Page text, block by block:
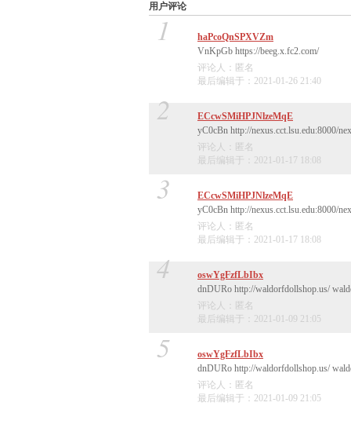
用户评论
1
haPcoQnSPXVZm
VnKpGb https://beeg.x.fc2.com/
评论人：匿名
最后编辑于：2021-01-26 21:40
2
ECcwSMiHPJNlzeMqE
yC0cBn http://nexus.cct.lsu.edu:8000/
评论人：匿名
最后编辑于：2021-01-17 18:08
3
ECcwSMiHPJNlzeMqE
yC0cBn http://nexus.cct.lsu.edu:8000/
评论人：匿名
最后编辑于：2021-01-17 18:08
4
oswYgFzfLbIbx
dnDURo http://waldorfdollshop.us/
评论人：匿名
最后编辑于：2021-01-09 21:05
5
oswYgFzfLbIbx
dnDURo http://waldorfdollshop.us/
评论人：匿名
最后编辑于：2021-01-09 21:05